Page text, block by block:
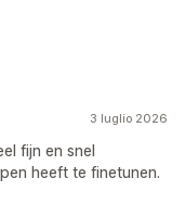
3 luglio 2026
fijn en snel
heeft te finetunen.